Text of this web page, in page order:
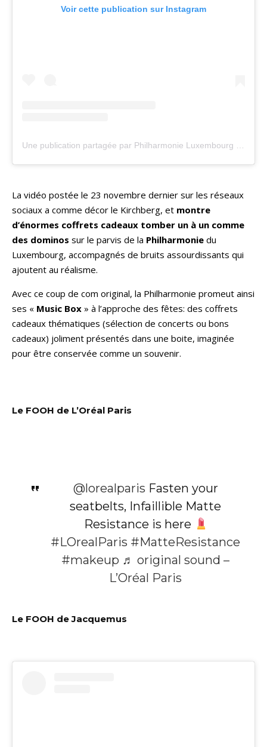
Voir cette publication sur Instagram
La vidéo postée le 23 novembre dernier sur les réseaux
sociaux a comme décor le Kirchberg, et montre
d’énormes coffrets cadeaux tomber un à un comme
des dominos sur le parvis de la Philharmonie du
Luxembourg, accompagnés de bruits assourdissants qui
ajoutent au réalisme.
Avec ce coup de com original, la Philharmonie promeut ainsi
ses « Music Box » à l’approche des fêtes: des coffrets
cadeaux thématiques (sélection de concerts ou bons
cadeaux) joliment présentés dans une boite, imaginée
pour être conservée comme un souvenir.
Le FOOH de L’Oréal Paris
@lorealparis Fasten your
seatbelts, Infaillible Matte
Resistance is here
#LOrealParis #MatteResistance
#makeup ♬ original sound –
L’Oréal Paris
Le FOOH de Jacquemus